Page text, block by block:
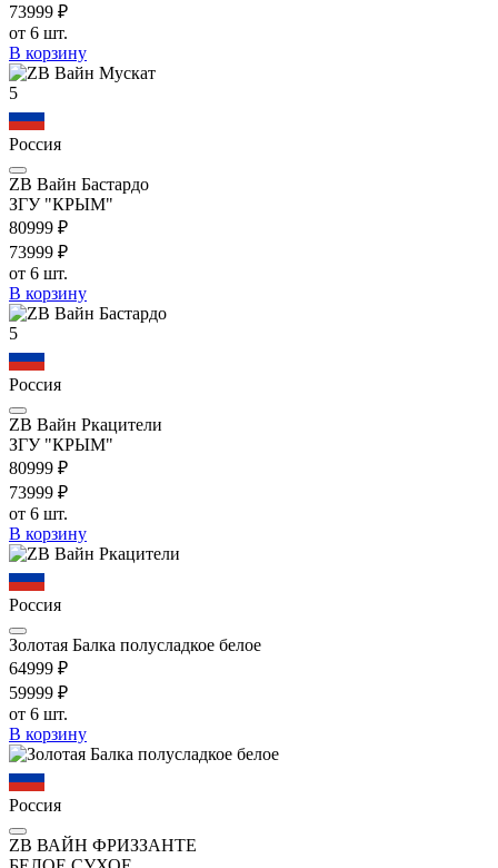
73999 ₽
от 6 шт.
В корзину
5
Россия
ZB Вайн Бастардо
ЗГУ "КРЫМ"
80999 ₽
73999 ₽
от 6 шт.
В корзину
5
Россия
ZB Вайн Ркацители
ЗГУ "КРЫМ"
80999 ₽
73999 ₽
от 6 шт.
В корзину
Россия
Золотая Балка полусладкое белое
64999 ₽
59999 ₽
от 6 шт.
В корзину
Россия
ZB ВАЙН ФРИЗЗАНТЕ